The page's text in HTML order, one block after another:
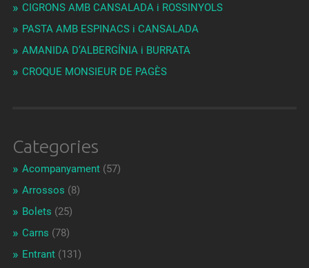
CIGRONS AMB CANSALADA i ROSSINYOLS
PASTA AMB ESPINACS i CANSALADA
AMANIDA D’ALBERGÍNIA i BURRATA
CROQUE MONSIEUR DE PAGÈS
Categories
Acompanyament(57)
Arrossos (8)
Bolets (25)
Carns (78)
Entrant(131)